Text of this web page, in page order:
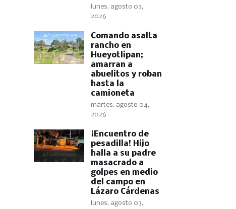
lunes, agosto 03,
2026
Comando asalta
rancho en
Hueyotlipan;
amarran a
abuelitos y roban
hasta la
camioneta
martes, agosto 04,
2026
​¡Encuentro de
pesadilla! Hijo
halla a su padre
masacrado a
golpes en medio
del campo en
Lázaro Cárdenas
lunes, agosto 03,